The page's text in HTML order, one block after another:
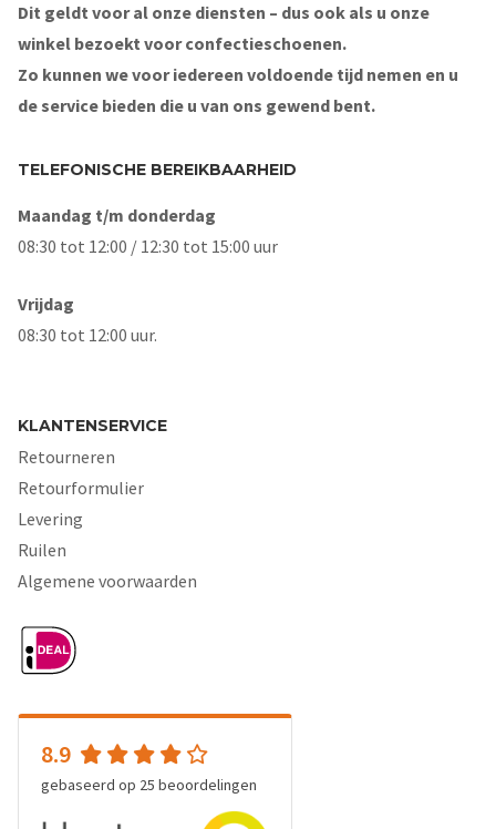
Dit geldt voor al onze diensten – dus ook als u onze
winkel bezoekt voor confectieschoenen.
Zo kunnen we voor iedereen voldoende tijd nemen en u
de service bieden die u van ons gewend bent.
TELEFONISCHE BEREIKBAARHEID
Maandag t/m donderdag
08:30 tot 12:00 / 12:30 tot 15:00 uur
Vrijdag
08:30 tot 12:00 uur.
KLANTENSERVICE
Retourneren
Retourformulier
Levering
Ruilen
Algemene voorwaarden
8.9
gebaseerd op 25 beoordelingen